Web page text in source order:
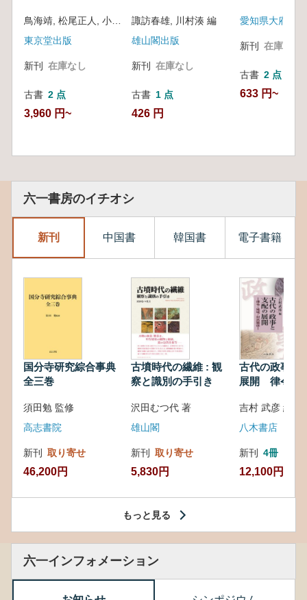
東京堂出版
新刊 在庫なし
古書 2 点
3,960 円~
諏訪春雄, 川村湊 編
雄山閣出版
新刊 在庫なし
古書 1 点
426 円
新刊 在庫なし
古書 2 点
633 円~
六一書房のイチオシ
新刊 中国書 韓国書 電子書籍
国分寺研究綜合事典
全三巻
須田勉 監修
高志書院
新刊 取り寄せ
46,200円
古墳時代の繊維 : 観
察と識別の手引き
沢田むつ代 著
雄山閣
新刊 取り寄せ
5,830円
古代の政事と
展開 律令・
吉村 武彦 編集
八木書店
新刊 4冊
12,100円
もっと見る
六一インフォメーション